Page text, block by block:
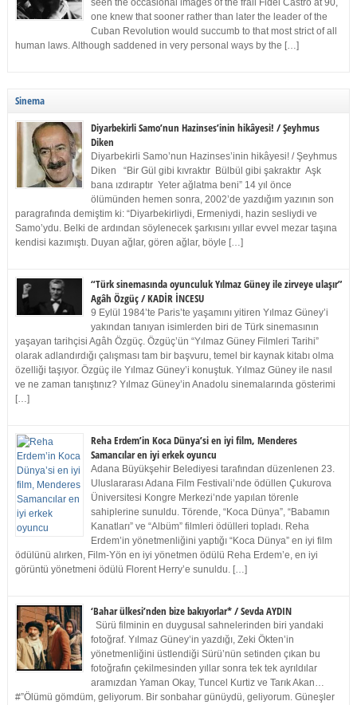
seen the occasional images of the frail Fidel Castro at 90,
one knew that sooner rather than later the leader of the
Cuban Revolution would succumb to that most strict of all
human laws. Although saddened in very personal ways by the […]
Sinema
Diyarbekirli Samo’nun Hazinses’inin hikâyesi! / Şeyhmus
Diken
Diyarbekirli Samo’nun Hazinses’inin hikâyesi! / Şeyhmus
Diken “Bir Gül gibi kıvraktır Bülbül gibi şakraktır Aşk
bana ızdıraptır Yeter ağlatma beni” 14 yıl önce
ölümünden hemen sonra, 2002’de yazdığım yazının son
paragrafında demiştim ki: “Diyarbekirliydi, Ermeniydi, hazin sesliydi ve
Samo’ydu. Belki de ardından söylenecek şarkısını yıllar evvel mezar taşına
kendisi kazımıştı. Duyan ağlar, gören ağlar, böyle […]
“Türk sinemasında oyunculuk Yılmaz Güney ile zirveye ulaşır”
Agâh Özgüç / KADİR İNCESU
9 Eylül 1984’te Paris’te yaşamını yitiren Yılmaz Güney’i
yakından tanıyan isimlerden biri de Türk sinemasının
yaşayan tarihçisi Agâh Özgüç. Özgüç’ün “Yılmaz Güney Filmleri Tarihi”
olarak adlandırdığı çalışması tam bir başvuru, temel bir kaynak kitabı olma
özelliği taşıyor. Özgüç ile Yılmaz Güney’i konuştuk. Yılmaz Güney ile nasıl
ve ne zaman tanıştınız? Yılmaz Güney’in Anadolu sinemalarında gösterimi
[…]
Reha Erdem’in Koca Dünya’si en iyi film, Menderes
Samancılar en iyi erkek oyuncu
Adana Büyükşehir Belediyesi tarafından düzenlenen 23.
Uluslararası Adana Film Festivali’nde ödüllen Çukurova
Üniversitesi Kongre Merkezi’nde yapılan törenle
sahiplerine sunuldu. Törende, “Koca Dünya”, “Babamın
Kanatları” ve “Albüm” filmleri ödülleri topladı. Reha
Erdem’in yönetmenliğini yaptığı “Koca Dünya” en iyi film
ödülünü alırken, Film-Yön en iyi yönetmen ödülü Reha Erdem’e, en iyi
görüntü yönetmeni ödülü Florent Herry’e sunuldu. […]
‘Bahar ülkesi’nden bize bakıyorlar* / Sevda AYDIN
Sürü filminin en duygusal sahnelerinden biri yandaki
fotoğraf. Yılmaz Güney’in yazdığı, Zeki Ökten’in
yönetmenliğini üstlendiği Sürü’nün setinden çıkan bu
fotoğrafın çekilmesinden yıllar sonra tek tek ayrıldılar
aramızdan Yaman Okay, Tuncel Kurtiz ve Tarık Akan…
#”Ölümü gömdüm, geliyorum. Bir sonbahar günüydü, geliyorum. Güneşler